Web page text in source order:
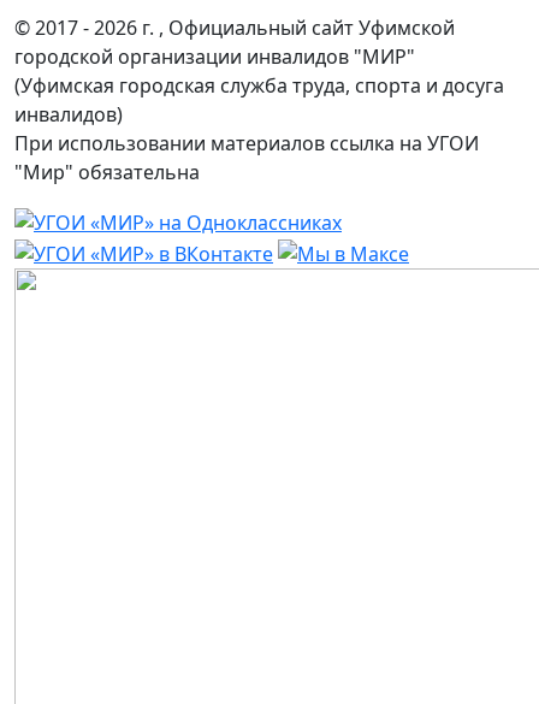
© 2017 - 2026 г. , Официальный сайт Уфимской
городской организации инвалидов "МИР"
(Уфимская городская служба труда, спорта и досуга
инвалидов)
При использовании материалов ссылка на УГОИ
"Мир" обязательна